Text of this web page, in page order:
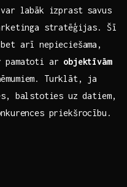
var labāk izprast savus
stratēģijas. Šī
arī nepieciešama,
pamatoti ar objektīvām
Turklāt, ja
balstoties uz datiem,⁢
priekšrocību.